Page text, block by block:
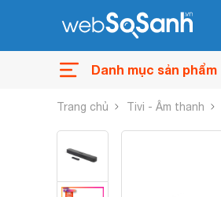
Danh mục sản phẩm
Trang chủ Tivi - Âm thanh